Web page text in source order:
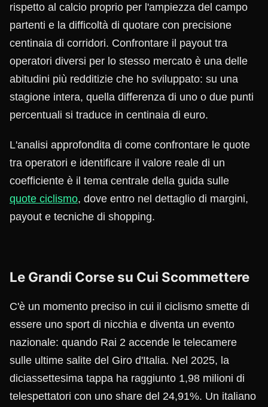
rispetto al calcio proprio per l'ampiezza del campo
partenti e la difficoltà di quotare con precisione
centinaia di corridori. Confrontare il payout tra
operatori diversi per lo stesso mercato è una delle
abitudini più redditizie che ho sviluppato: su una
stagione intera, quella differenza di uno o due punti
percentuali si traduce in centinaia di euro.
L'analisi approfondita di come confrontare le quote
tra operatori e identificare il valore reale di un
coefficiente è il tema centrale della guida sulle
quote ciclismo, dove entro nel dettaglio di margini,
payout e tecniche di shopping.
Le Grandi Corse su Cui Scommettere
C'è un momento preciso in cui il ciclismo smette di
essere uno sport di nicchia e diventa un evento
nazionale: quando Rai 2 accende le telecamere
sulle ultime salite del Giro d'Italia. Nel 2025, la
diciassettesima tappa ha raggiunto 1,98 milioni di
telespettatori con uno share del 24,91%. Un italiano